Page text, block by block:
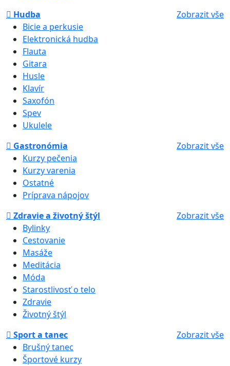
Hudba
Zobrazit vše
Bicie a perkusie
Elektronická hudba
Flauta
Gitara
Husle
Klavír
Saxofón
Spev
Ukulele
Gastronómia
Zobrazit vše
Kurzy pečenia
Kurzy varenia
Ostatné
Príprava nápojov
Zdravie a životný štýl
Zobrazit vše
Bylinky
Cestovanie
Masáže
Meditácia
Móda
Starostlivosť o telo
Zdravie
Životný štýl
Sport a tanec
Zobrazit vše
Brušný tanec
Športové kurzy